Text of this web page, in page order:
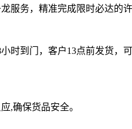
服务，精准完成限时必达的许
时到门，客户13点前发货，
,确保货品安全。